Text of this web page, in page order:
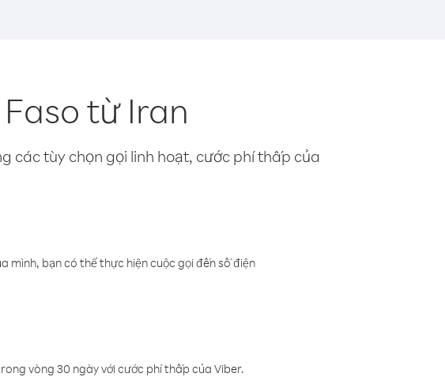
từ Iran
các tùy chọn gọi linh hoạt, cước phí thấp của
mình, bạn có thể thực hiện cuộc gọi đến số điện
vòng 30 ngày với cước phí thấp của Viber.